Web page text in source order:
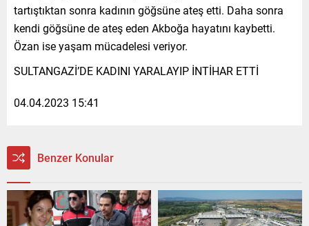
tartıştıktan sonra kadının göğsüne ateş etti. Daha sonra
kendi göğsüne de ateş eden Akboğa hayatını kaybetti.
Özan ise yaşam mücadelesi veriyor.
SULTANGAZİ’DE KADINI YARALAYIP İNTİHAR ETTİ
04.04.2023 15:41
Benzer Konular